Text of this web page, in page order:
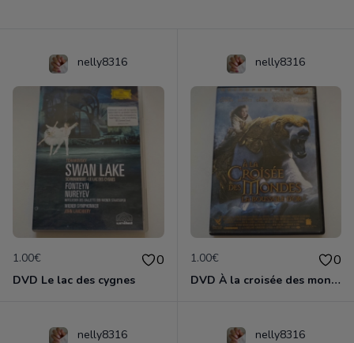
nelly8316
1.00€ 0
DVD Le lac des cygnes
nelly8316
1.00€ 0
DVD À la croisée des mondes
nelly8316 nelly8316